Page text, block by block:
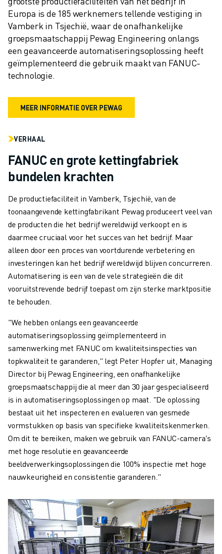
Europa is de 185 werknemers tellende vestiging in
Vamberk in Tsjechië, waar de onafhankelijke
groepsmaatschappij Pewag Engineering onlangs
een geavanceerde automatiseringsoplossing heeft
geïmplementeerd die gebruik maakt van FANUC-
technologie.
MEER INFORMATIE OVER PEWAG
VERHAAL
FANUC en grote kettingfabriek
bundelen krachten
De productiefaciliteit in Vamberk, Tsjechië, van de
toonaangevende kettingfabrikant Pewag produceert veel van
de producten die het bedrijf wereldwijd verkoopt en is
daarmee cruciaal voor het succes van het bedrijf. Maar
alleen door een proces van voortdurende verbetering en
investeringen kan het bedrijf wereldwijd blijven concurreren.
Automatisering is een van de vele strategieën die dit
vooruitstrevende bedrijf toepast om zijn sterke marktpositie
te behouden.
"We hebben onlangs een geavanceerde
automatiseringsoplossing geïmplementeerd in
samenwerking met FANUC om kwaliteitsinspecties van
topkwaliteit te garanderen," legt Peter Hopfer uit, Managing
Director bij Pewag Engineering, een onafhankelijke
groepsmaatschappij die al meer dan 30 jaar gespecialiseerd
is in automatiseringsoplossingen op maat. "De oplossing
bestaat uit het inspecteren en evalueren van gesmede
vormstukken op basis van specifieke kwaliteitskenmerken.
Om dit te bereiken, maken we gebruik van FANUC-camera's
met hoge resolutie en geavanceerde
beeldverwerkingsoplossingen die 100% inspectie met hoge
nauwkeurigheid en consistentie garanderen."